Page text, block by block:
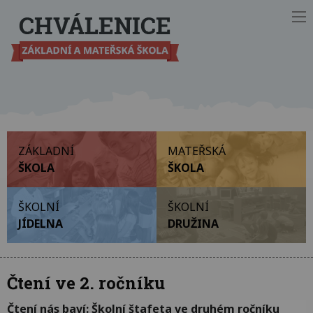
ZÁKLADNÍ
ŠKOLA
MATEŘSKÁ
ŠKOLA
ŠKOLNÍ
JÍDELNA
ŠKOLNÍ
DRUŽINA
Čtení ve 2. ročníku
Čtení nás baví: Školní štafeta ve druhém ročníku